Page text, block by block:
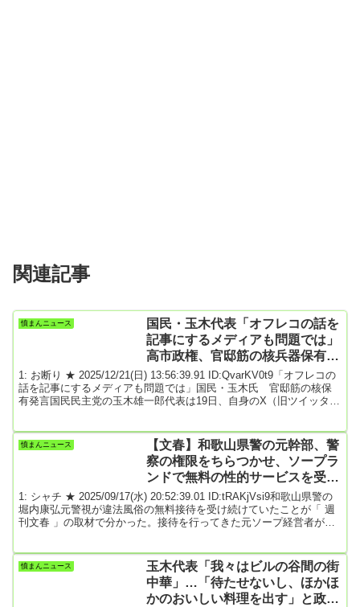
関連記事
憤まんニュース
国民・玉木代表「オフレコの話を
記事にするメディアも問題では」
高市政権、官邸筋の核兵器保有発
言めぐり
1: お断り ★ 2025/12/21(日) 13:56:39.91 ID:QvarKV0t9「オフレコの
話を記事にするメディアも問題では」国民・玉木氏 官邸筋の核保
有発言国民民主党の玉木雄一郎代表は19日、自身のX（旧ツイッタ
も問題では」と投稿した。引用元: 2: 名無しどんぶらこ
2025/12/21(日) 13:57:04.43 ID:BsW7EM7X0リテラシーなんてない...
憤まんニュース
【文春】和歌山県警の元幹部、警
察の権限をちらつかせ、ソープラ
ンドで無料の性的サービスを受け
ていた★２
1: シャチ ★ 2025/09/17(水) 20:52:39.01 ID:tRAKjVsi9和歌山県警の
堀内康弘元警視が違法風俗の無料接待を受け続けていたことが「 週
刊文春 」の取材で分かった。接待を行ってきた元ソープ経営者が証
として県警本部長の訓戒を受け、依願退職していた。8年間にわたっ
て無料で性的サービスを堀内氏について和歌山市内のソープランド
「エンペラー」元経営者の男性...
憤まんニュース
玉木代表「我々はビルの谷間の街
中華」…「待たせないし、ほかほ
かのおいしい料理を出す」と政策